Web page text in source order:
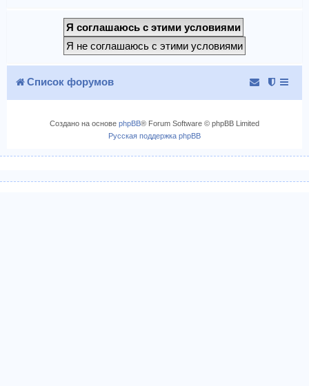
Список форумов
Создано на основе phpBB® Forum Software © phpBB Limited
Русская поддержка phpBB